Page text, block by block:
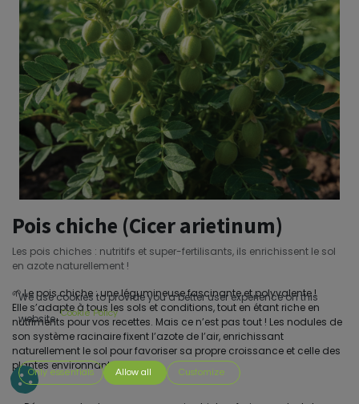
Pois chiche (Cicer arietinum)
Les pois chiches : nutritifs et super-fertilisants, ils enrichissent le sol
en azote naturellement !
🌱 Le pois chiche : une légumineuse fascinante et polyvalente !
Elle s’adapte à tous les sols et conditions, tout en étant riche en
nutriments pour vos recettes. Mais ce n’est pas tout ! Les nodules de
son système racinaire fixent l’azote de l’air, enrichissant
naturellement le sol pour favoriser sa propre croissance et celle des
plantes environnantes.
We use cookies to provide you a better user experience on this
website. Cookie Policy
Only essentials Allow all Customize